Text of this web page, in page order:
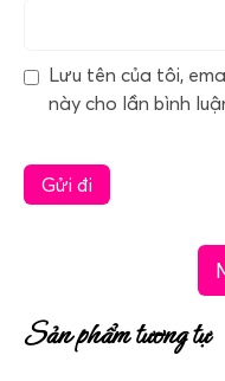
Lưu tên của tôi,
này cho lần bình
Sản phẩm tương tự